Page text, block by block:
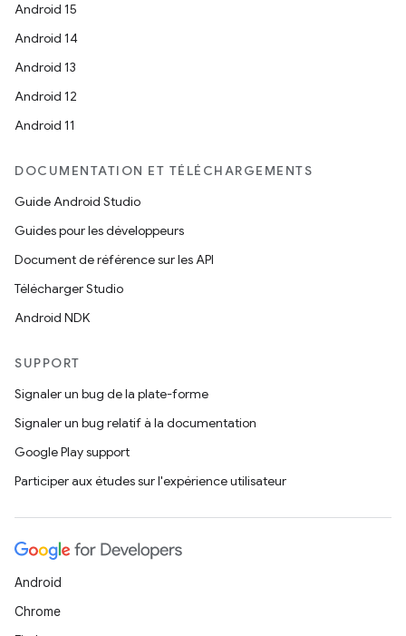
Android 15
Android 14
Android 13
Android 12
Android 11
DOCUMENTATION ET TÉLÉCHARGEMENTS
Guide Android Studio
Guides pour les développeurs
Document de référence sur les API
Télécharger Studio
Android NDK
SUPPORT
Signaler un bug de la plate-forme
Signaler un bug relatif à la documentation
Google Play support
Participer aux études sur l'expérience utilisateur
Android
Chrome